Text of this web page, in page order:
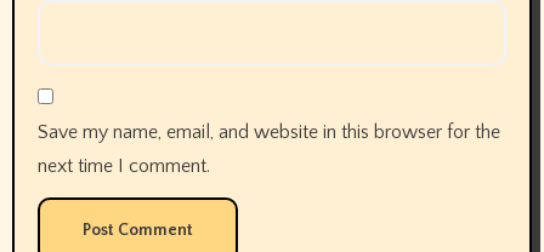
Save my name, email, and website in this browser for the
next time I comment.